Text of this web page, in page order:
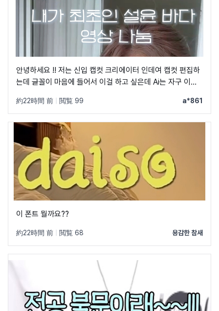
안녕하세요 !! 저는 신입 캡컷 크리에이터 인데여 캡컷 편집하
는데 글꼴이 마음에 들어서 이걸 하고 싶은데 Ai는 자구 이상
이 글꼴 가지고싶어요 ㅠ ㅂ ㅠ
約22時間 前 閲覧 99 a*861
이 폰트 뭘까요??
約22時間 前 閲覧 68 용감한 참새